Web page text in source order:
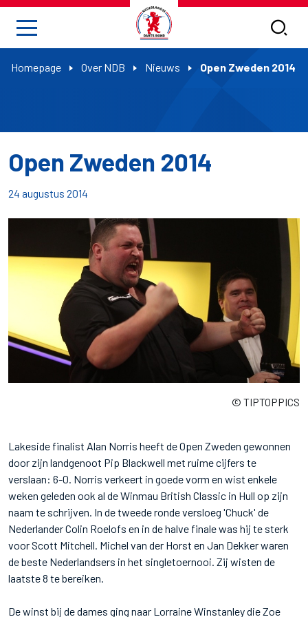
Homepage Over NDB Nieuws Open Zweden 2014
Open Zweden 2014
24 augustus 2014
© TIPTOPPICS
Lakeside finalist Alan Norris heeft de Open Zweden gewonnen
door zijn landgenoot Pip Blackwell met ruime cijfers te
verslaan: 6-0. Norris verkeert in goede vorm en wist enkele
weken geleden ook al de Winmau British Classic in Hull op zijn
naam te schrijven. In de tweede ronde versloeg 'Chuck' de
Nederlander Colin Roelofs en in de halve finale was hij te sterk
voor Scott Mitchell. Michel van der Horst en Jan Dekker waren
de beste Nederlandsers in het singletoernooi. Zij wisten de
laatste 8 te bereiken.
De winst bij de dames ging naar Lorraine Winstanley die Zoe